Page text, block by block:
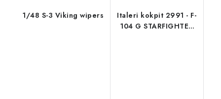
1/48 S-3 Viking wipers
Italeri kokpit 2991 - F-
104 G STARFIGHTER